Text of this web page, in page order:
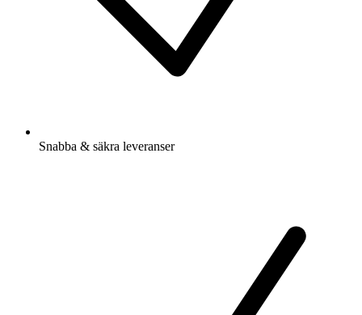
Snabba & säkra leveranser